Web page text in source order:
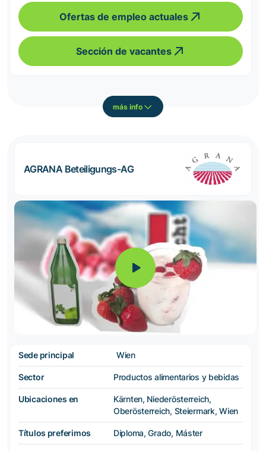
Ofertas de empleo actuales
Sección de vacantes
más info
AGRANA Beteiligungs-AG
Sede principal Wien
Sector Productos alimentarios y bebidas
Ubicaciones en
Kärnten, Niederösterreich,
Oberösterreich, Steiermark, Wien
Títulos preferimos Diploma, Grado, Máster